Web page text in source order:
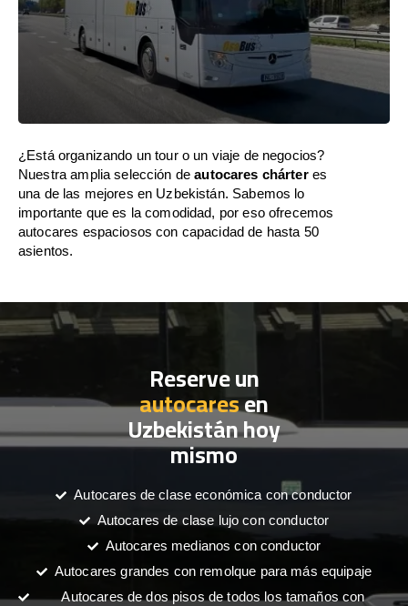
¿Está organizando un tour o un viaje de negocios?
Nuestra amplia selección deautocares chárteres
una de las mejores en Uzbekistán. Sabemos lo
importante que es la comodidad, por eso ofrecemos
autocares espaciosos con capacidad de hasta 50
asientos.
Reserve un
autocaresen
Uzbekistán hoy
mismo
Autocares de clase económica con conductor
Autocares de clase lujo con conductor
Autocares medianos con conductor
Autocares grandes con remolque para más equipaje
Autocares de dos pisos de todos los tamaños con